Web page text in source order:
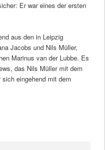
Er war eines der ersten
aus den in Leipzig
Jacobs und Nils Müller,
Marinus van der Lubbe. Es
das Nils Müller mit dem
eingehend mit dem